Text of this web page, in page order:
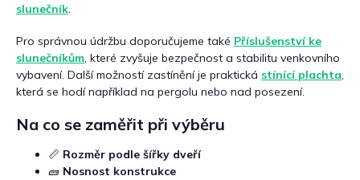
slunečník.
Pro správnou údržbu doporučujeme také Příslušenství ke
slunečníkům, které zvyšuje bezpečnost a stabilitu venkovního
vybavení. Další možností zastínění je praktická stínící plachta,
která se hodí například na pergolu nebo nad posezení.
Na co se zaměřit při výběru
📏 Rozměr podle šířky dveří
🧱 Nosnost konstrukce